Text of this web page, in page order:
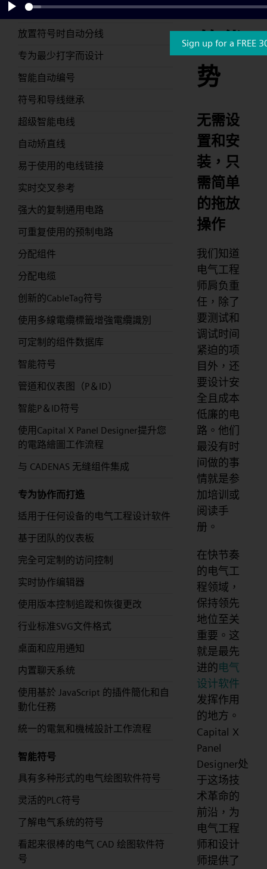
新的自动装配功能可以自动连接符号
放置符号时自动分线
专为最少打字而设计
智能自动编号
符号和导线继承
超级智能电线
自动矫直线
易于使用的电线链接
实时交叉参考
强大的复制通用电路
可重复使用的预制电路
分配组件
分配电缆
创新的CableTag符号
使用多線電纜標籤增強電纜識別
可定制的组件数据库
智能符号
管道和仪表图（P＆ID）
智能P＆ID符号
使用Capital X Panel Designer提升您
的電路繪圖工作流程
与 CADENAS 无缝组件集成
专为协作而打造
适用于任何设备的电气工程设计软件
基于团队的仪表板
完全可定制的访问控制
实时协作编辑器
使用版本控制追蹤和恢復更改
行业标准SVG文件格式
桌面和应用通知
内置聊天系统
使用基於 JavaScript 的插件簡化和自
動化任務
統一的電氣和機械設計工作流程
智能符号
具有多种形式的电气绘图软件符号
灵活的PLC符号
了解电气系统的符号
看起来很棒的电气 CAD 绘图软件符
号
软件
的优
势
无需设
置和安
装，只
需简单
的拖放
操作
我们知道
电气工程
师肩负重
任，除了
要测试和
调试时间
紧迫的项
目外，还
要设计安
全且成本
低廉的电
路。他们
最没有时
间做的事
情就是参
加培训或
阅读手
册。
在快节奏
的电气工
程领域，
保持领先
地位至关
重要。这
就是最先
进的电气
设计软件
发挥作用
的地方。
Capital X
Panel
Designer处
于这场技
术革命的
前沿，为
电气工程
师和设计
师提供了
Play
Sign up for a FREE